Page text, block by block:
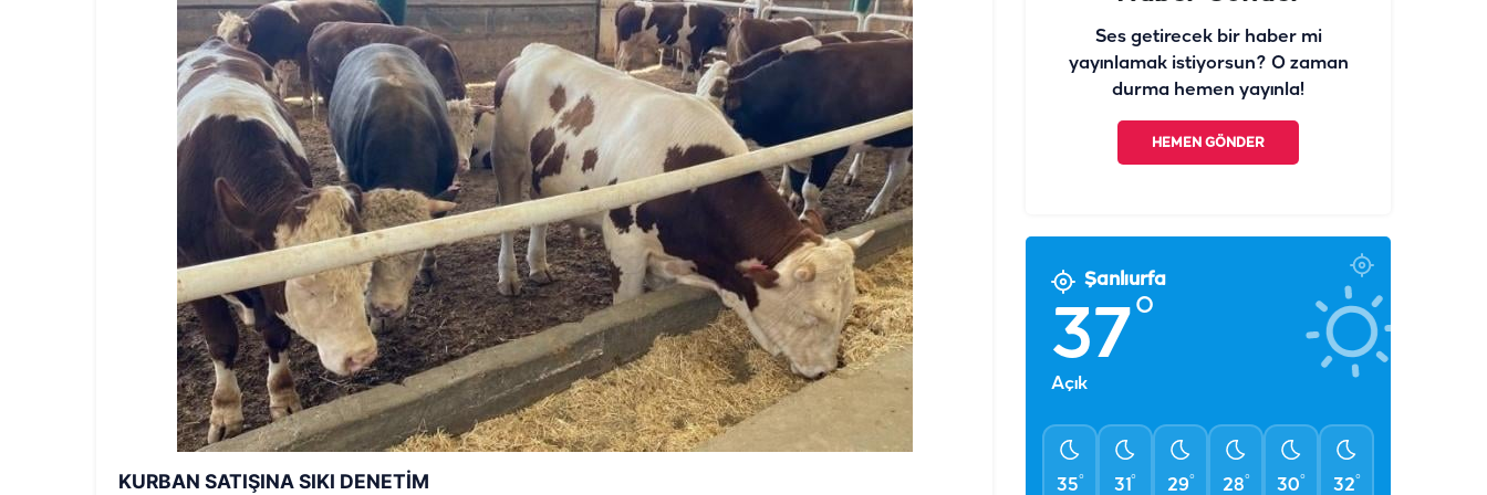
KURBAN SATIŞINA SIKI DENETİM
Ses getirecek bir haber mi
yayınlamak istiyorsun? O zaman
durma hemen yayınla!
HEMEN GÖNDER
Şanlıurfa
37°
Açık
35° 31° 29° 28° 30° 32°